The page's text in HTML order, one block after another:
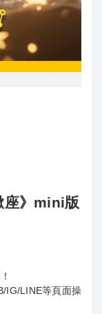
座》mini版
IG/LINE等頁面操